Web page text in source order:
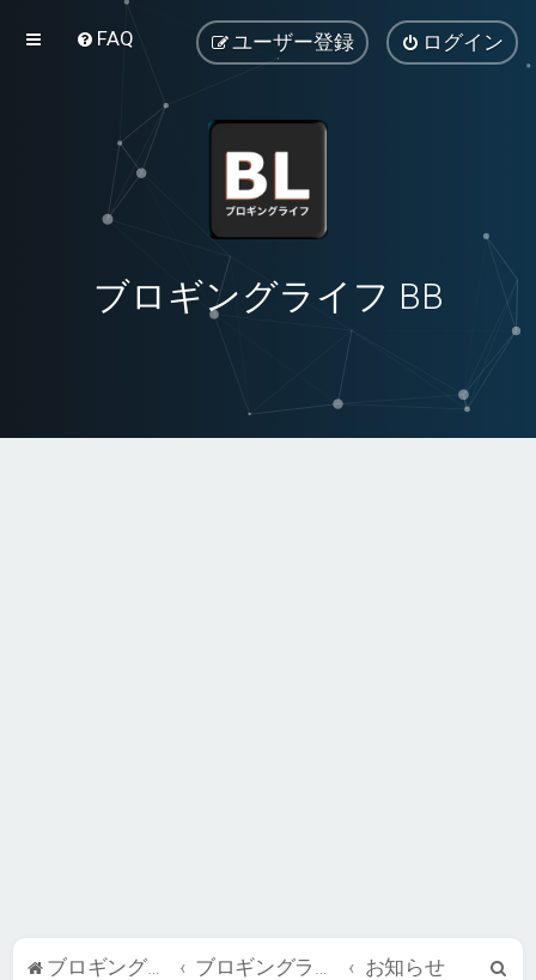
FAQ ログイン
ユーザー登録
ブロギングライフ BB
ブロギングライフ BB ブロギングライフ BB の使い方 / お知らせ お知らせ